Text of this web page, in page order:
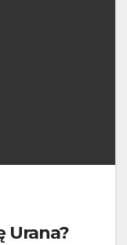
Urana?